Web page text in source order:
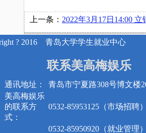
上一条： 2022年3月17日14:00 立铠精密科技有限公司 举
? 2016 青岛大学学生就业中心
联系美高梅娱乐
通讯地址：
青岛市宁夏路308号博文楼
美高梅娱乐
的联系方
式：
0532-85953125（市场招聘
0532-85950920（就业管理